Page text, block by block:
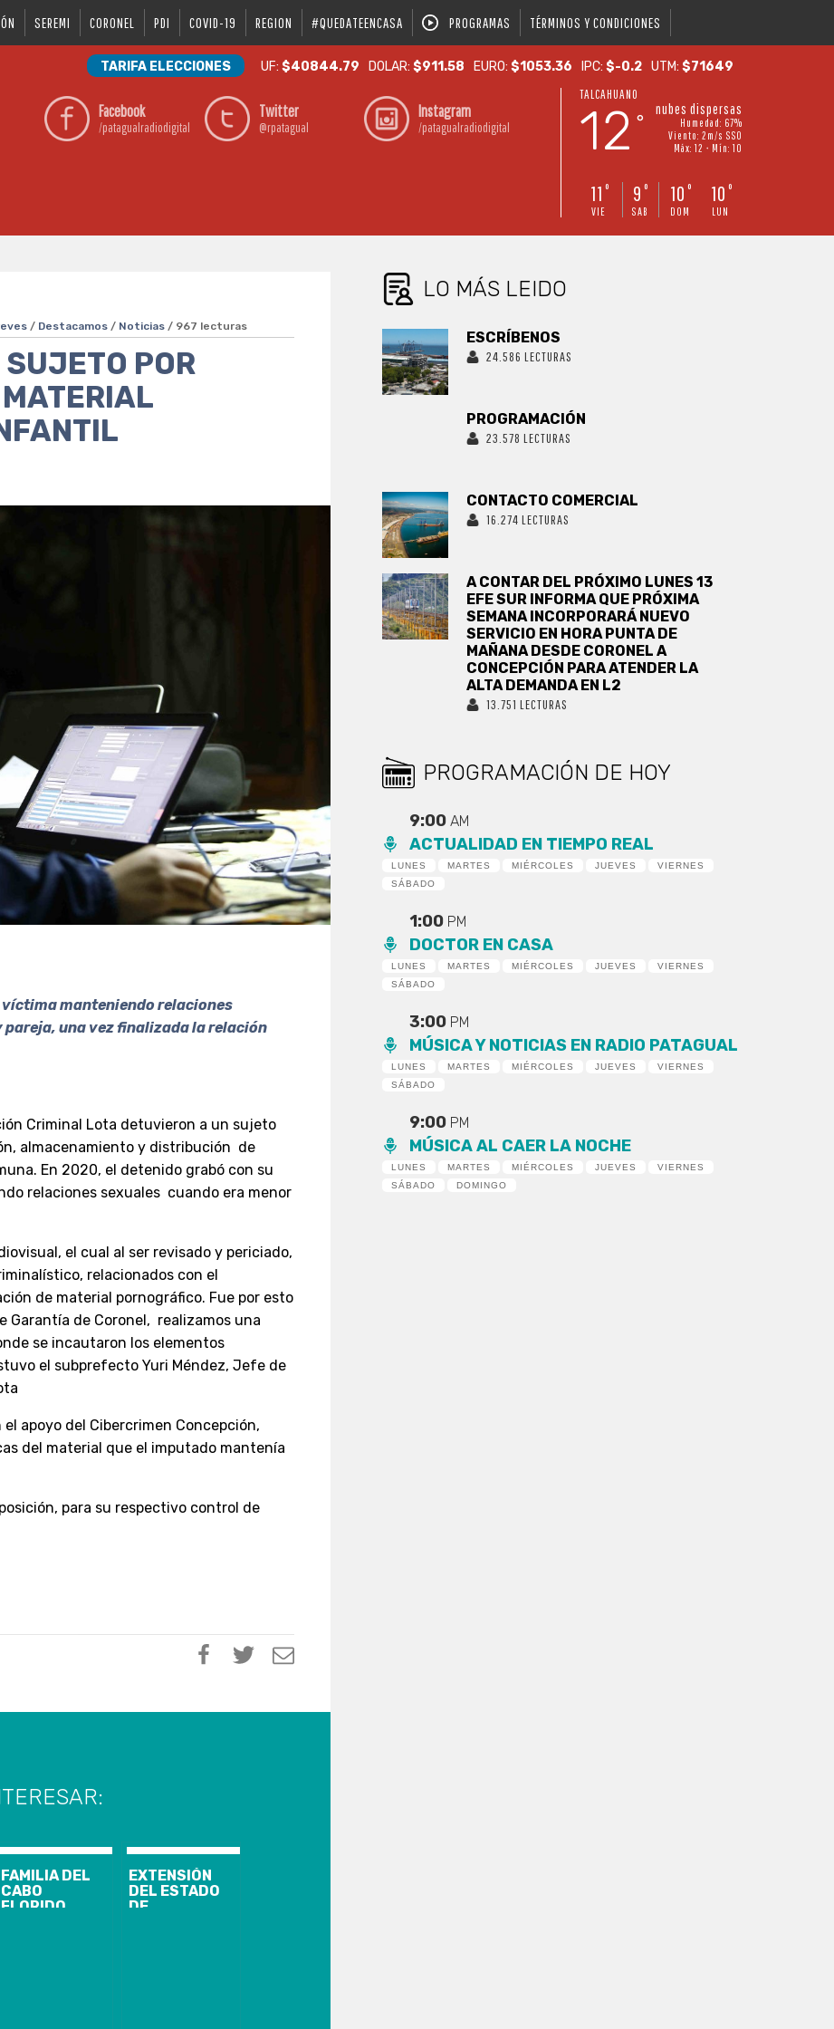
SEREMI CORONEL PDI COVID-19 REGION #QUEDATEENCASA PROGRAMAS TÉRMINOS Y CONDICIONES
TARIFA ELECCIONES UF:$40844.79 DOLAR:$911.58 EURO:$1053.36 IPC:$-0.2 UTM:$71649
Facebook
/patagualradiodigital
Twitter
@rpatagual
Instagram
/patagualradiodigital
TALCAHUANO
12 °
nubes dispersas
Humedad: 67%
Viento: 2m/s SSO
Máx: 12 • Mín: 10
11 °
VIE
9 °
SAB
10 °
DOM
10 °
LUN
/ Destacamos / Noticias / 967 lecturas
POR
manteniendo relaciones
pareja, una vez finalizada la relación
Criminal Lota detuvieron a un sujeto
almacenamiento y distribución de
En 2020, el detenido grabó con su
relaciones sexuales cuando era menor
el cual al ser revisado y periciado,
relacionados con el
de material pornográfico. Fue por esto
Garantía de Coronel, realizamos una
se incautaron los elementos
el subprefecto Yuri Méndez, Jefe de
apoyo del Cibercrimen Concepción,
del material que el imputado mantenía
para su respectivo control de
FAMILIA DEL
CABO
FLORIDO
EXTENSIÓN
DEL ESTADO
DE
LO MÁS LEIDO
ESCRÍBENOS
24.586 LECTURAS
PROGRAMACIÓN
23.578 LECTURAS
CONTACTO COMERCIAL
16.274 LECTURAS
A CONTAR DEL PRÓXIMO LUNES 13
EFE SUR INFORMA QUE PRÓXIMA
SEMANA INCORPORARÁ NUEVO
SERVICIO EN HORA PUNTA DE
MAÑANA DESDE CORONEL A
CONCEPCIÓN PARA ATENDER LA
ALTA DEMANDA EN L2
13.751 LECTURAS
PROGRAMACIÓN DE HOY
9:00AM
ACTUALIDAD EN TIEMPO REAL
LUNES MARTES MIÉRCOLES JUEVES
VIERNES
SÁBADO
1:00 PM
DOCTOR EN CASA
LUNES MARTES MIÉRCOLES JUEVES
VIERNES
SÁBADO
3:00 PM
MÚSICA Y NOTICIAS EN RADIO PATAGUAL
LUNES MARTES MIÉRCOLES JUEVES
VIERNES
SÁBADO
9:00 PM
MÚSICA AL CAER LA NOCHE
LUNES MARTES MIÉRCOLES JUEVES
VIERNES
SÁBADO
DOMINGO